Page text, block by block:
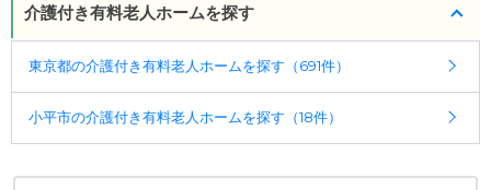
介護付き有料老人ホームを探す
東京都の介護付き有料老人ホームを探す（691件）
小平市の介護付き有料老人ホームを探す（18件）